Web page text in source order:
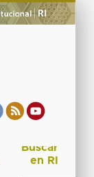
Buscar
en RI